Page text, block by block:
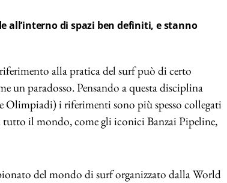
all’interno di spazi ben definiti, e stanno
un paradosso. Pensando a questa disciplina
Olimpiadi) i riferimenti sono più spesso collegati
il mondo, come gli iconici Banzai Pipeline,
del mondo di surf organizzato dalla World